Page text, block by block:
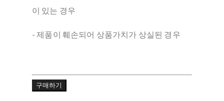
이 있는 경우
- 제품이 훼손되어 상품가치가 상실된 경우
구매하기